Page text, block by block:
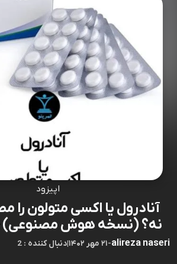
اپیزود
آنادرول یا اکسی متولون را
نه؟ (نسخه هوش مصنوعی) -
alireza naseri
-۲۱ مهر ۱۴۰۲ |2 : دنبال کننده